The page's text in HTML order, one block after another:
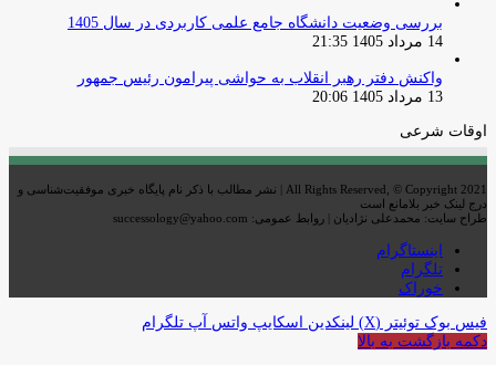
بررسی وضعیت دانشگاه جامع علمی کاربردی در سال 1405
14 مرداد 1405 21:35
واکنش دفتر رهبر انقلاب به حواشی پیرامون رئیس جمهور
13 مرداد 1405 20:06
اوقات شرعی
All Rights Reserved, © Copyright 2021 | نشر مطالب با ذکر نام پایگاه خبری موفقیت‌شناسی و
درج لینک خبر بلامانع است
طراح سایت: محمدعلی نژادیان | روابط عمومی: successology@yahoo.com
اینستاگرام
تلگرام
خوراک
فیس بوک توئیتر (X) لینکدین اسکایپ واتس آپ تلگرام
دکمه بازگشت به بالا